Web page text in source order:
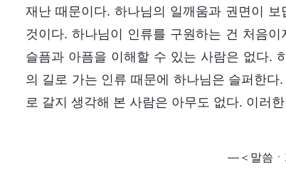
재난 때문이다. 하나님의 일깨움과 권면이
것이다. 하나님이 인류를 구원하는 건 처음
슬픔과 아픔을 이해할 수 있는 사람은 없다.
의 길로 가는 인류 때문에 하나님은 슬퍼한
로 갈지 생각해 본 사람은 아무도 없다. 이러
―＜말씀ㆍ